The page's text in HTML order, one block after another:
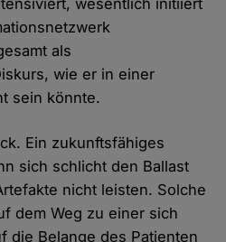
wesentlich initiiert
als
wie er in einer
sein könnte.
Ein zukunftsfähiges
sich schlicht den Ballast
nicht leisten. Solche
dem Weg zu einer sich
die Belange des Patienten